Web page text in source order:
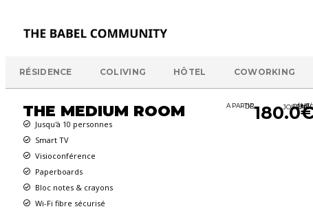
RÉSIDENCE COLIVING HÔTEL COWORKING
THE MEDIUM ROOM
Jusqu'à 10 personnes
Smart TV
Visioconférence
Paperboards
Bloc notes & crayons
Wi-Fi fibre sécurisé
A PARTIR DE / HT/ DEMI-JOURNEE